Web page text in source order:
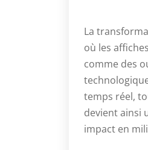
La
où les
comme des
temps réel,
devient ainsi
impact en